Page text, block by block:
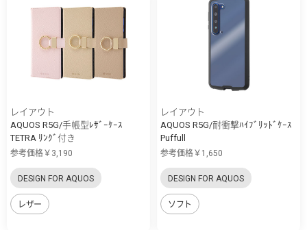
レイアウト
AQUOS R5G/手帳型ﾚｻﾞｰｹｰｽ
TETRA ﾘﾝｸﾞ付き
参考価格￥3,190
DESIGN FOR AQUOS
レザー
レイアウト
AQUOS R5G/耐衝撃ﾊｲﾌﾞﾘｯﾄﾞｹｰｽ
Puffull
参考価格￥1,650
DESIGN FOR AQUOS
ソフト